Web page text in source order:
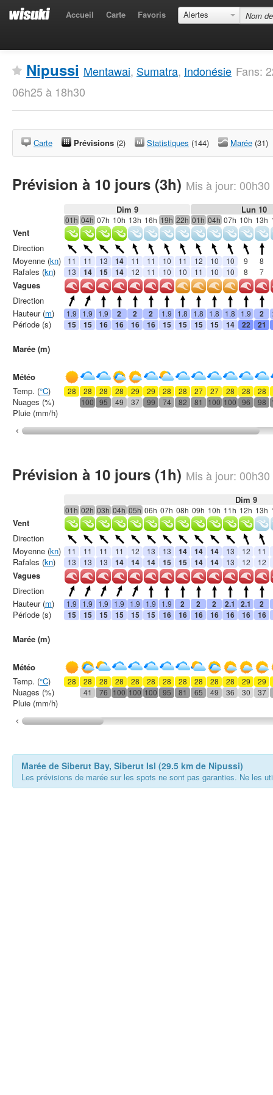
Accueil Carte Favoris Alertes
Nipussi Mentawai, Sumatra, Indonésie Fans:
06h25 à 18h30
Carte Prévisions (2) Statistiques (144) Marée (31)
Prévision à 10 jours (3h) Mis à jour: 00h30
Dim 9 Lun 10
01h 04h 07h 10h 13h 16h 19h 22h 01h 04h 07h 10h 13h
11 11 13 14 11 11 10 11 12 10 10 9
8
13
14 15 14 12 11 10 10 11 10 10 8 7
1.9 1.9 1.9 2 2 2 1.9 1.8 1.8 1.8 1.8 1.9 2
15
15 16 16 16 16 15 15 15 15 14 22 21
28 28 28 28 29 29 28 28 27 27 28 28
28
100 95 49 37 99 74 82 81 100 100 96 98
Vent
Direction
Moyenne (kn)
Rafales (kn)
Vagues
Direction
Hauteur (m)
Période (s)
Marée (m)
Météo
Temp. (°C)
Nuages (%)
Pluie (mm/h)
Prévision à 10 jours (1h) Mis à jour: 00h30
Dim 9
01h 02h 03h 04h 05h 06h 07h 08h 09h 10h 11h 12h 13h
11 11 11 11 12 13 13 14 14 14 13 12
11
13
13 13 14 14 14 15 15 14 14 13 12 12
1.9 1.9 1.9 1.9 1.9 1.9 1.9 2 2 2 2.1 2.1
2
15
15 15 15 15 15 16 16 16 16 16 16 16
28 28 28 28 28 28 28 28 28 28 28 29
29
41
76 100 100 100 95 81 65 49 36 30 37
Vent
Direction
Moyenne (kn)
Rafales (kn)
Vagues
Direction
Hauteur (m)
Période (s)
Marée (m)
Météo
Temp. (°C)
Nuages (%)
Pluie (mm/h)
Marée de Siberut Bay, Siberut Isl (29.5 km de Nipussi)
Les prévisions de marée sur les spots ne sont pas garanties. Ne les